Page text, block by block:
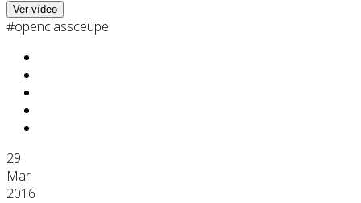
Ver vídeo
#openclassceupe
29
Mar
2016